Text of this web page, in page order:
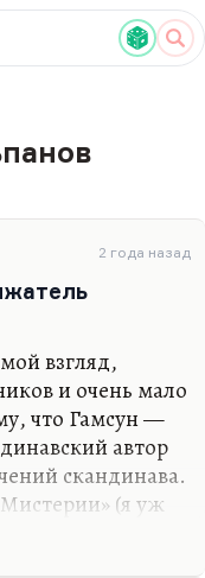
2 года назад
взгляд,
и очень мало
что Гамсун —
автор
скандинава.
(я уж
или